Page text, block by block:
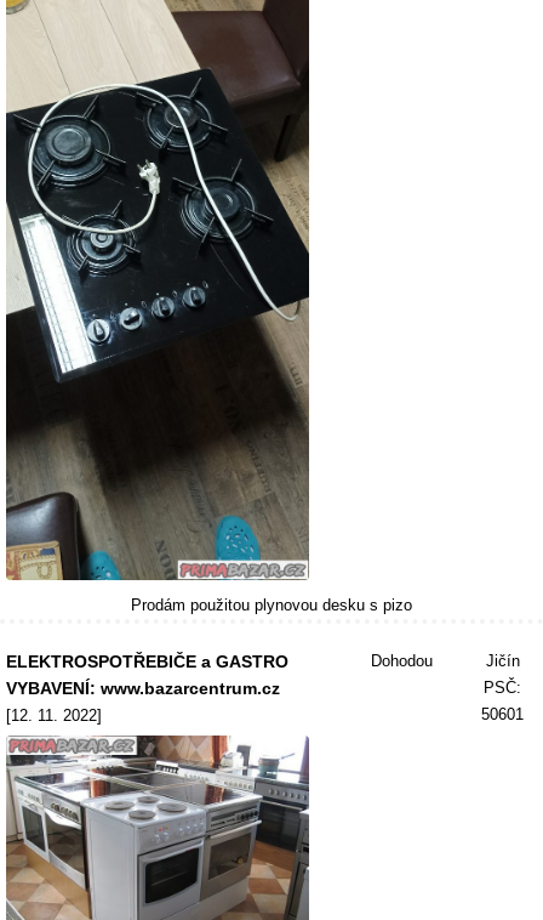
Prodám použitou plynovou desku s pizo
ELEKTROSPOTŘEBIČE a GASTRO
VYBAVENÍ: www.bazarcentrum.cz
[12. 11. 2022]
Dohodou
Jičín
PSČ:
50601